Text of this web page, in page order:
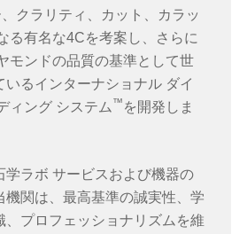
クラリティ、カット、カラッ
る有名な4Cを考案し、さらに
モンドの品質の基準として世
いるインターナショナル ダイ
ィング システム ™ を開発しま
学ラボ サービスおよび機器の
機関は、最高基準の誠実性、学
、プロフェッショナリズムを維